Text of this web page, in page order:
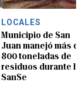
LOCALES
Municipio de San
Juan manejó más
800 toneladas de
residuos durante
SanSe